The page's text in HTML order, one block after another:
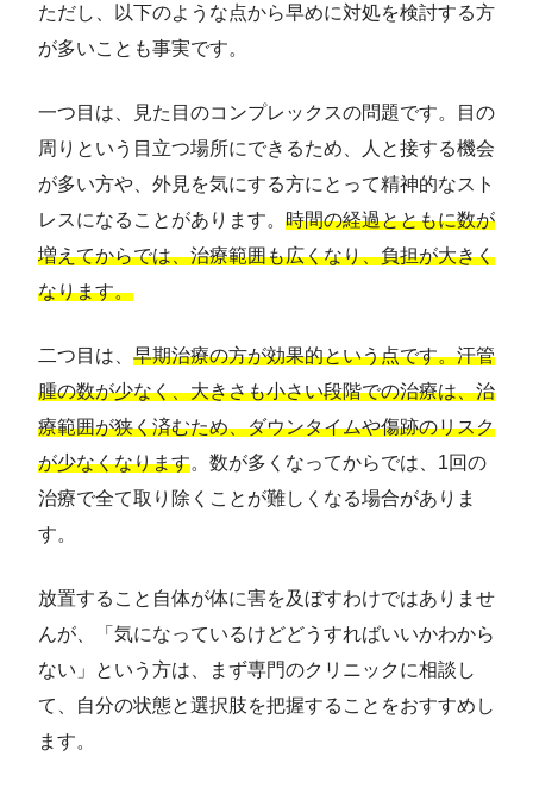
ただし、以下のような点から早めに対処を検討する方
が多いことも事実です。
一つ目は、見た目のコンプレックスの問題です。目の
周りという目立つ場所にできるため、人と接する機会
が多い方や、外見を気にする方にとって精神的なスト
レスになることがあります。 時間の経過とともに数が
増えてからでは、治療範囲も広くなり、負担が大きく
なります。
二つ目は、 早期治療の方が効果的という点です。汗管
腫の数が少なく、大きさも小さい段階での治療は、治
療範囲が狭く済むため、ダウンタイムや傷跡のリスク
が少なくなります。数が多くなってからでは、1回の
治療で全て取り除くことが難しくなる場合がありま
す。
放置すること自体が体に害を及ぼすわけではありませ
んが、「気になっているけどどうすればいいかわから
ない」という方は、まず専門のクリニックに相談し
て、自分の状態と選択肢を把握することをおすすめし
ます。